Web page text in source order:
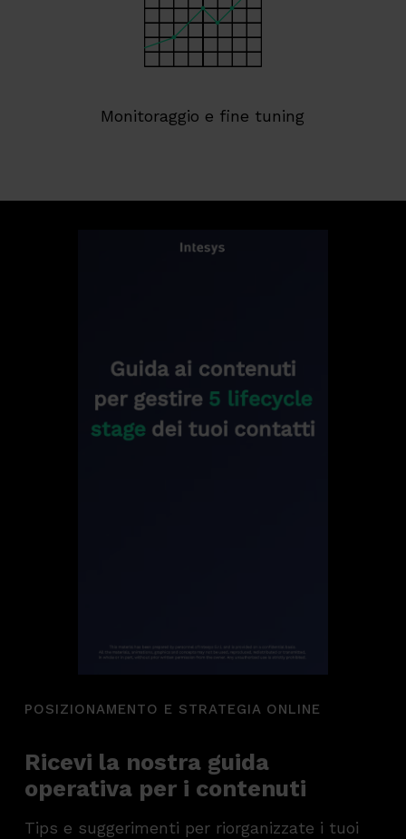
Monitoraggio e fine tuning
POSIZIONAMENTO E STRATEGIA ONLINE
Ricevi la nostra guida
operativa per i contenuti
Tips e suggerimenti per riorganizzate i tuoi